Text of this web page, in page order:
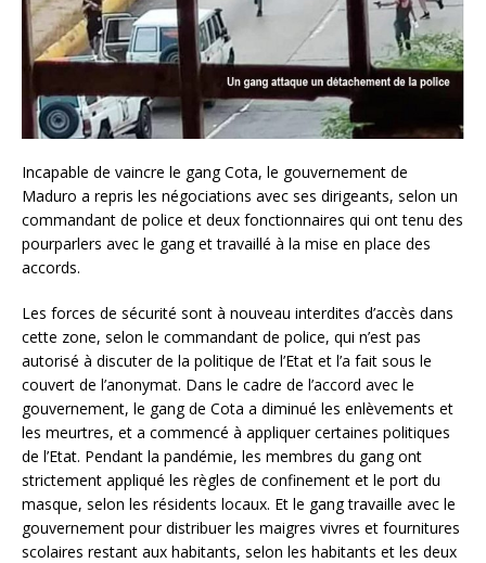
Incapable de vaincre le gang Cota, le gouvernement de
Maduro a repris les négociations avec ses dirigeants, selon un
commandant de police et deux fonctionnaires qui ont tenu des
pourparlers avec le gang et travaillé à la mise en place des
accords.
Les forces de sécurité sont à nouveau interdites d’accès dans
cette zone, selon le commandant de police, qui n’est pas
autorisé à discuter de la politique de l’Etat et l’a fait sous le
couvert de l’anonymat. Dans le cadre de l’accord avec le
gouvernement, le gang de Cota a diminué les enlèvements et
les meurtres, et a commencé à appliquer certaines politiques
de l’Etat. Pendant la pandémie, les membres du gang ont
strictement appliqué les règles de confinement et le port du
masque, selon les résidents locaux. Et le gang travaille avec le
gouvernement pour distribuer les maigres vivres et fournitures
scolaires restant aux habitants, selon les habitants et les deux